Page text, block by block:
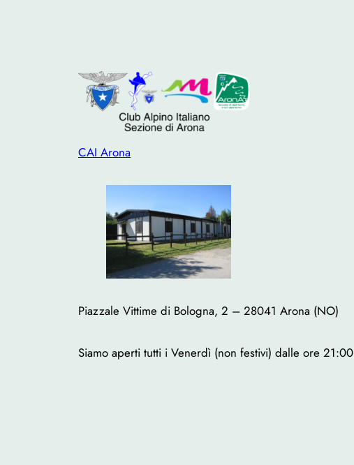
CAI Arona
Piazzale Vittime di Bologna, 2 – 28041 Arona (NO)
Siamo aperti tutti i Venerdì (non festivi) dalle ore 21:00